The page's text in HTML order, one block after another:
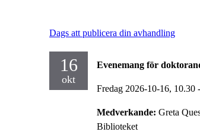
Dags att publicera din avhandling
16
okt
Evenemang för
Fredag 2026-10-16, 10.30
Medverkande: Greta
Biblioteket